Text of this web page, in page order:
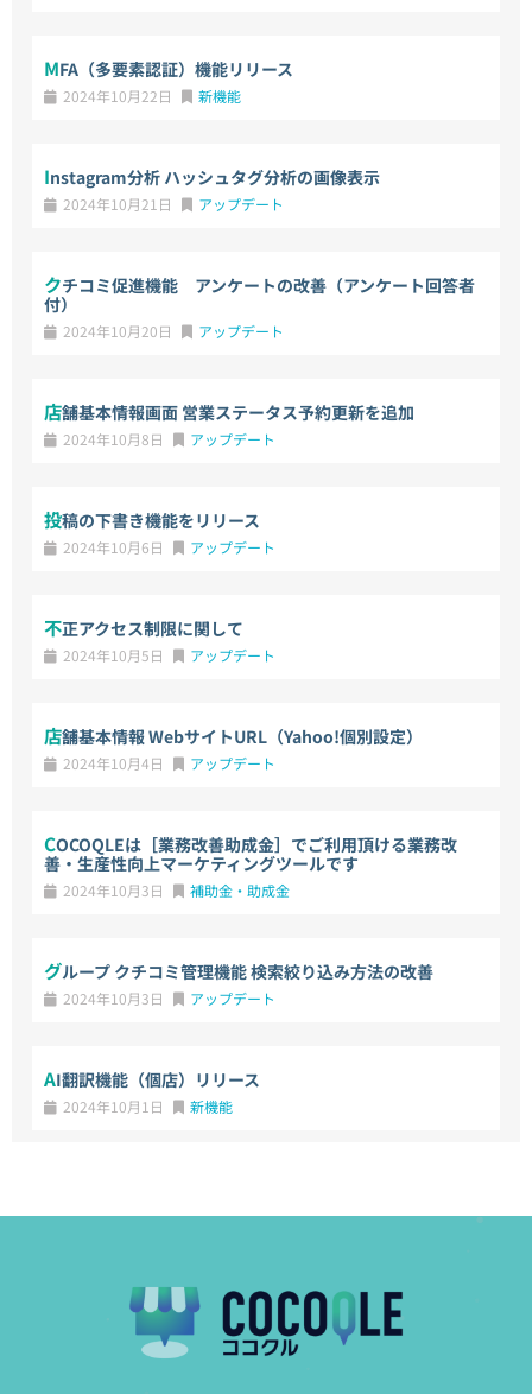
MFA（多要素認証）機能リリース
2024年10月22日 新機能
Instagram分析 ハッシュタグ分析の画像表示
2024年10月21日 アップデート
クチコミ促進機能 アンケートの改善（アンケート回答者
付）
2024年10月20日 アップデート
店舗基本情報画面 営業ステータス予約更新を追加
2024年10月8日 アップデート
投稿の下書き機能をリリース
2024年10月6日 アップデート
不正アクセス制限に関して
2024年10月5日 アップデート
店舗基本情報 WebサイトURL（Yahoo!個別設定）
2024年10月4日 アップデート
COCOQLEは［業務改善助成金］でご利用頂ける業務改
善・生産性向上マーケティングツールです
2024年10月3日 補助金・助成金
グループ クチコミ管理機能 検索絞り込み方法の改善
2024年10月3日 アップデート
AI翻訳機能（個店）リリース
2024年10月1日 新機能